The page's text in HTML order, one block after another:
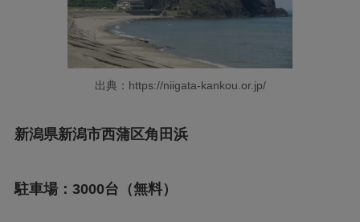
出典：https://niigata-kankou.or.jp/
新潟県新潟市西蒲区角田浜
駐車場：3000台（無料）